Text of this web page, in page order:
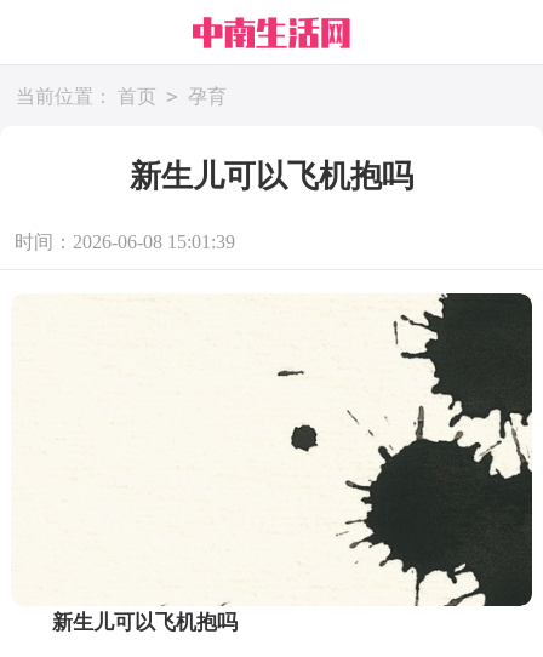
当前位置： 首页 > 孕育
新生儿可以飞机抱吗
时间：2026-06-08 15:01:39
新生儿可以飞机抱吗